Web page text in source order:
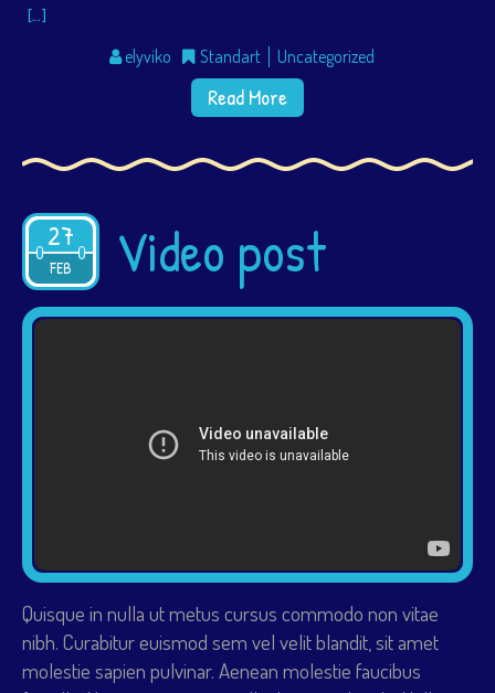
[…]
elyviko Standart Uncategorized
Read More
27
FEB
2015 Video post
Quisque in nulla ut metus cursus commodo non vitae
nibh. Curabitur euismod sem vel velit blandit, sit amet
molestie sapien pulvinar. Aenean molestie faucibus